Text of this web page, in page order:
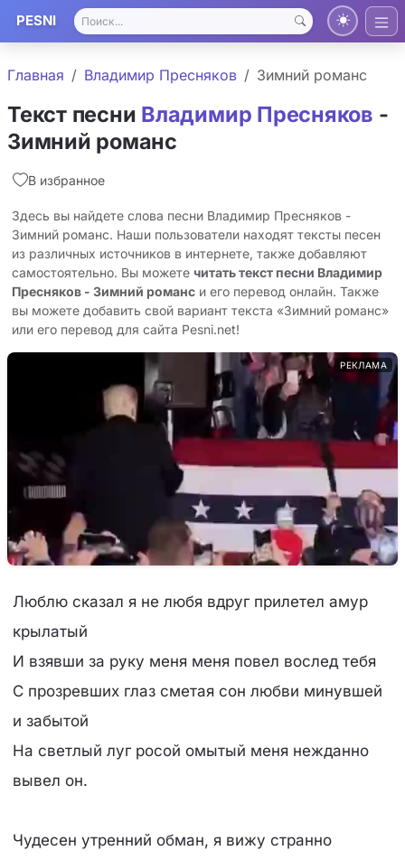
PESNI
Главная Владимир Пресняков Зимний романс
Текст песни Владимир Пресняков -
Зимний романс
В избранное
Здесь вы найдете слова песни Владимир Пресняков -
Зимний романс. Наши пользователи находят тексты песен
из различных источников в интернете, также добавляют
самостоятельно. Вы можете читать текст песни Владимир
Пресняков - Зимний романс и его перевод онлайн. Также
вы можете добавить свой вариант текста «Зимний романс»
или его перевод для сайта Pesni.net!
РЕКЛАМА
Люблю сказал я не любя вдруг прилетел амур
крылатый
И взявши за руку меня меня повел вослед тебя
С прозревших глаз сметая сон любви минувшей
и забытой
На светлый луг росой омытый меня нежданно
вывел он.
Чудесен утренний обман, я вижу странно